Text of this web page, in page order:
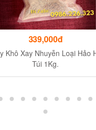
339,000đ
Khô Xay Nhuyễn Loại Hảo
Túi 1Kg.